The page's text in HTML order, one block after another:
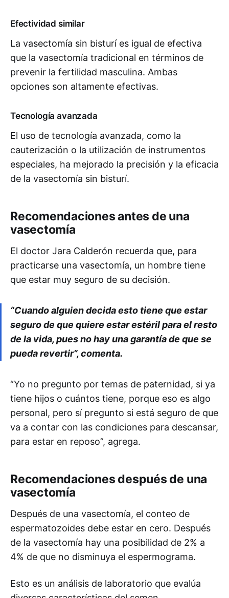
Efectividad similar
La vasectomía sin bisturí es igual de efectiva
que la vasectomía tradicional en términos de
prevenir la fertilidad masculina. Ambas
opciones son altamente efectivas.
Tecnología avanzada
El uso de tecnología avanzada, como la
cauterización o la utilización de instrumentos
especiales, ha mejorado la precisión y la eficacia
de la vasectomía sin bisturí.
Recomendaciones antes de una
vasectomía
El doctor Jara Calderón recuerda que, para
practicarse una vasectomía, un hombre tiene
que estar muy seguro de su decisión.
“Cuando alguien decida esto tiene que estar
seguro de que quiere estar estéril para el resto
de la vida, pues no hay una garantía de que se
pueda revertir”, comenta.
“Yo no pregunto por temas de paternidad, si ya
tiene hijos o cuántos tiene, porque eso es algo
personal, pero sí pregunto si está seguro de que
va a contar con las condiciones para descansar,
para estar en reposo”, agrega.
Recomendaciones después de una
vasectomía
Después de una vasectomía, el conteo de
espermatozoides debe estar en cero. Después
de la vasectomía hay una posibilidad de 2% a
4% de que no disminuya el espermograma.
Esto es un análisis de laboratorio que evalúa